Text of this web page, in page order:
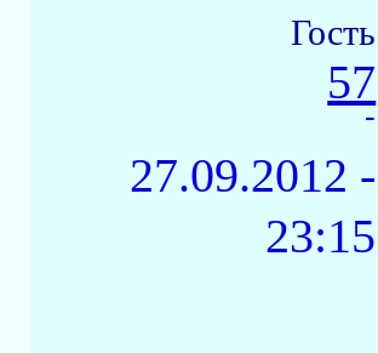
Гость
57
-
27.09.2012 -
23:15